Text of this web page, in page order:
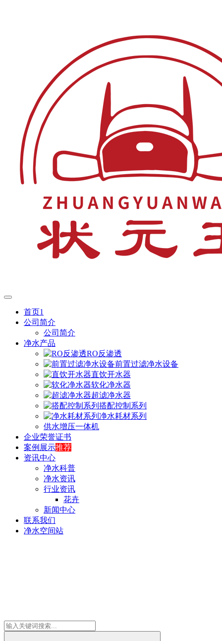
首页1
公司简介
公司简介
净水产品
RO反渗透
前置过滤净水设备
直饮开水器
软化净水器
超滤净水器
搭配控制系列
净水耗材系列
供水增压一体机
企业荣誉证书
案例展示推荐
资讯中心
净水科普
净水资讯
行业资讯
花卉
新闻中心
联系我们
净水空间站